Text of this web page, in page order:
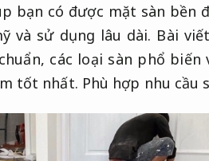
bạn có được mặt sàn bền
và sử dụng lâu dài. Bài
các loại sàn phổ biến
tốt nhất. Phù hợp nhu cầu